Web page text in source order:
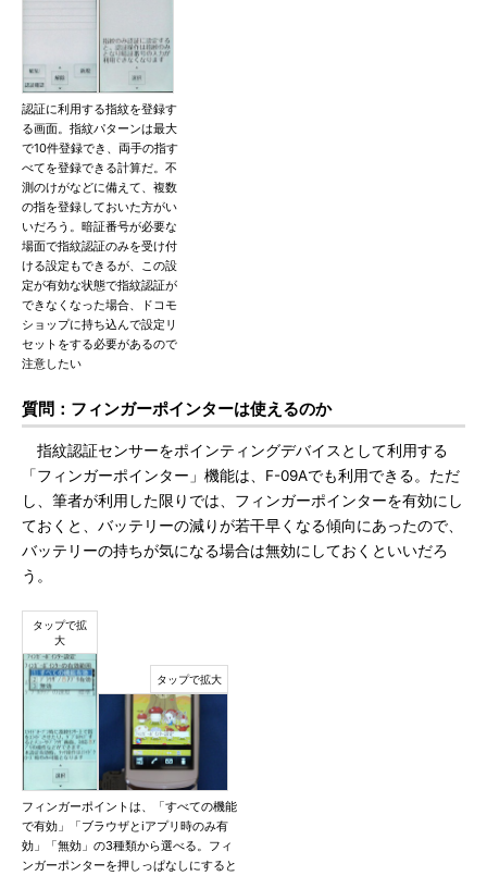
認証に利用する指紋を登録す
る画面。指紋パターンは最大
で10件登録でき、両手の指す
べてを登録できる計算だ。不
測のけがなどに備えて、複数
の指を登録しておいた方がい
いだろう。暗証番号が必要な
場面で指紋認証のみを受け付
ける設定もできるが、この設
定が有効な状態で指紋認証が
できなくなった場合、ドコモ
ショップに持ち込んで設定リ
セットをする必要があるので
注意したい
質問：フィンガーポインターは使えるのか
指紋認証センサーをポインティングデバイスとして利用する
「フィンガーポインター」機能は、F-09Aでも利用できる。ただ
し、筆者が利用した限りでは、フィンガーポインターを有効にし
ておくと、バッテリーの減りが若干早くなる傾向にあったので、
バッテリーの持ちが気になる場合は無効にしておくといいだろ
う。
フィンガーポイントは、「すべての機能
で有効」「ブラウザとiアプリ時のみ有
効」「無効」の3種類から選べる。フィ
ンガーポンターを押しっぱなしにすると